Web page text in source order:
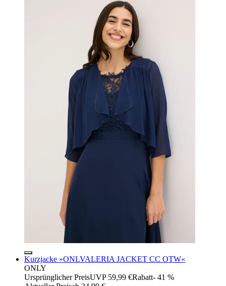
Kurzjacke »ONLVALERIA JACKET CC OTW«
ONLY
Ursprünglicher PreisUVP 59,99 €Rabatt- 41 %